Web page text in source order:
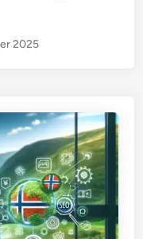
2025